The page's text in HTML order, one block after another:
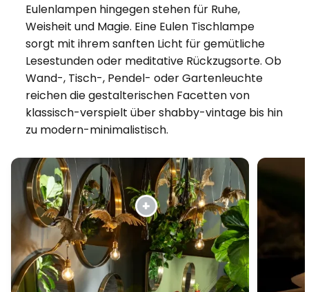
Eulenlampen hingegen stehen für Ruhe,
Weisheit und Magie. Eine Eulen Tischlampe
sorgt mit ihrem sanften Licht für gemütliche
Lesestunden oder meditative Rückzugsorte. Ob
Wand-, Tisch-, Pendel- oder Gartenleuchte
reichen die gestalterischen Facetten von
klassisch-verspielt über shabby-vintage bis hin
zu modern-minimalistisch.